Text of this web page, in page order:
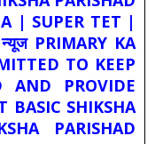
| SUPER TET |
न्यूज PRIMARY KA
TO KEEP
AND PROVIDE
BASIC SHIKSHA
PARISHAD